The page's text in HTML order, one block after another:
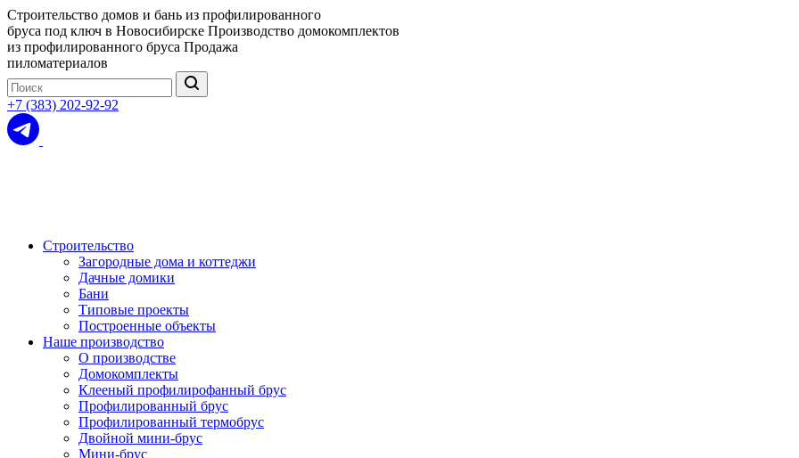
Строительство домов и бань из профилированного
бруса под ключ в Новосибирске Производство домокомплектов
из профилированного бруса Продажа
пиломатериалов
+7 (383) 202-92-92
Строительство
Загородные дома и коттеджи
Дачные домики
Бани
Типовые проекты
Построенные объекты
Наше производство
О производстве
Домокомплекты
Клееный профилирофанный брус
Профилированный брус
Профилированный термобрус
Двойной мини-брус
Мини-брус